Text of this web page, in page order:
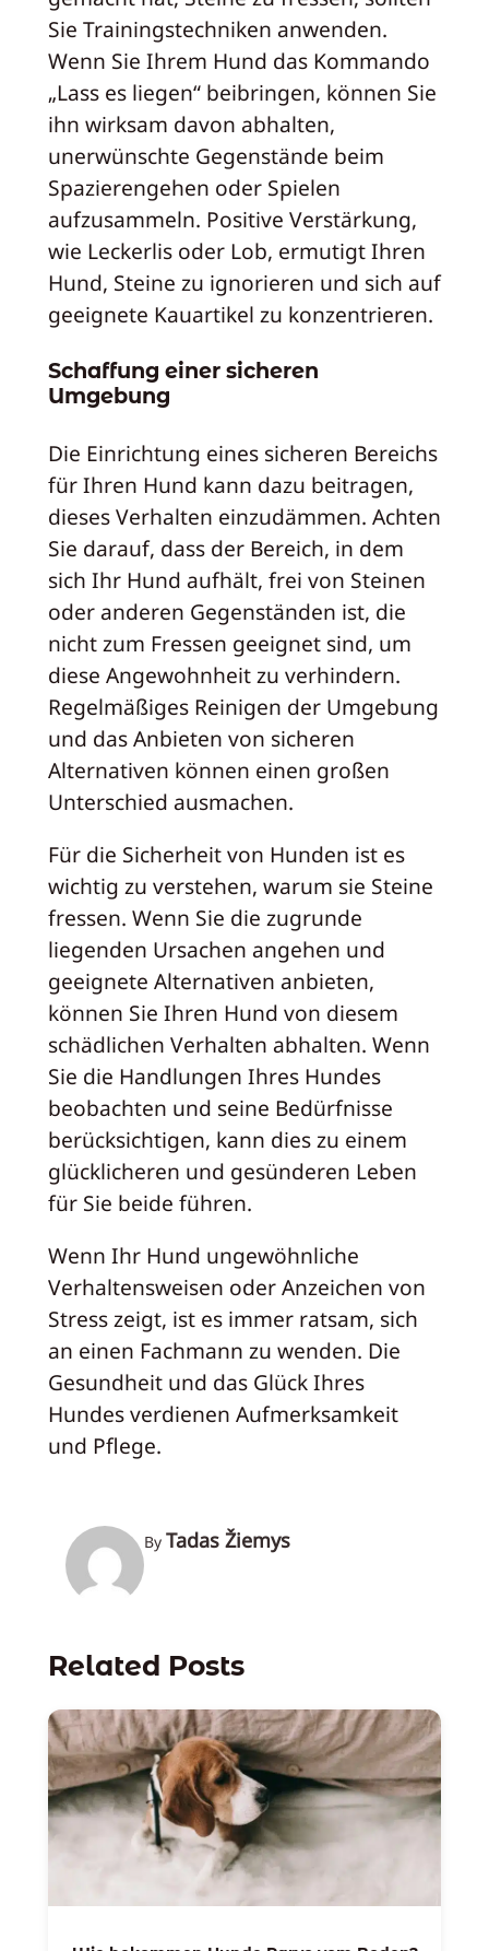
Sie Trainingstechniken anwenden.
Wenn Sie Ihrem Hund das Kommando
„Lass es liegen“ beibringen, können Sie
ihn wirksam davon abhalten,
unerwünschte Gegenstände beim
Spazierengehen oder Spielen
aufzusammeln. Positive Verstärkung,
wie Leckerlis oder Lob, ermutigt Ihren
Hund, Steine zu ignorieren und sich auf
geeignete Kauartikel zu konzentrieren.
Schaffung einer sicheren
Umgebung
Die Einrichtung eines sicheren Bereichs
für Ihren Hund kann dazu beitragen,
dieses Verhalten einzudämmen. Achten
Sie darauf, dass der Bereich, in dem
sich Ihr Hund aufhält, frei von Steinen
oder anderen Gegenständen ist, die
nicht zum Fressen geeignet sind, um
diese Angewohnheit zu verhindern.
Regelmäßiges Reinigen der Umgebung
und das Anbieten von sicheren
Alternativen können einen großen
Unterschied ausmachen.
Für die Sicherheit von Hunden ist es
wichtig zu verstehen, warum sie Steine
fressen. Wenn Sie die zugrunde
liegenden Ursachen angehen und
geeignete Alternativen anbieten,
können Sie Ihren Hund von diesem
schädlichen Verhalten abhalten. Wenn
Sie die Handlungen Ihres Hundes
beobachten und seine Bedürfnisse
berücksichtigen, kann dies zu einem
glücklicheren und gesünderen Leben
für Sie beide führen.
Wenn Ihr Hund ungewöhnliche
Verhaltensweisen oder Anzeichen von
Stress zeigt, ist es immer ratsam, sich
an einen Fachmann zu wenden. Die
Gesundheit und das Glück Ihres
Hundes verdienen Aufmerksamkeit
und Pflege.
By Tadas Žiemys
Related Posts